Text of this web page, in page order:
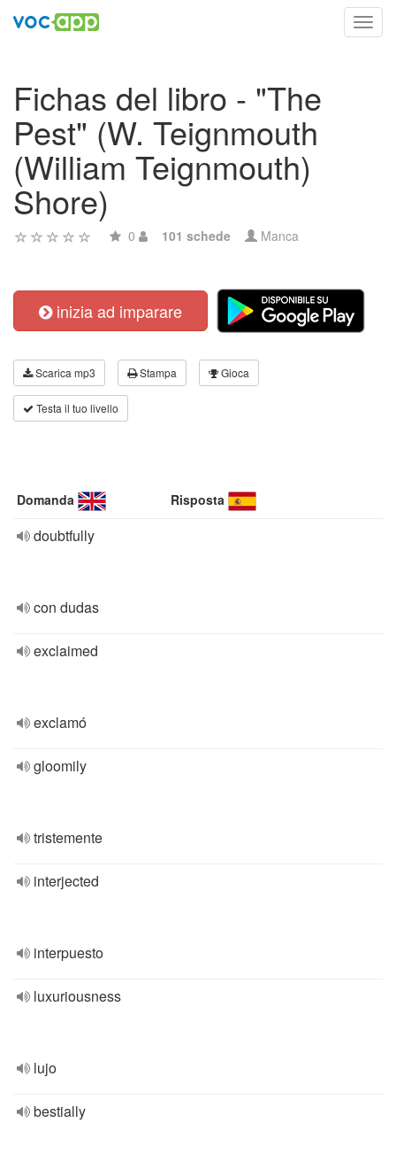
Fichas del libro - "The
Pest" (W. Teignmouth
(William Teignmouth)
Shore)
0 101 schede Manca
inizia ad imparare
Scarica mp3 Stampa Gioca
Testa il tuo livello
Domanda Risposta
doubtfully
con dudas
exclaimed
exclamó
gloomily
tristemente
interjected
interpuesto
luxuriousness
lujo
bestially